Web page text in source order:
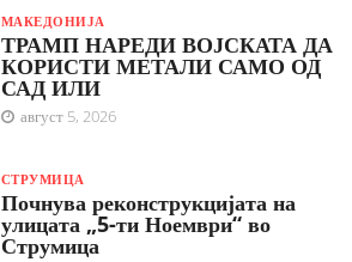
МАКЕДОНИЈА
ТРАМП НАРЕДИ ВОЈСКАТА ДА
КОРИСТИ МЕТАЛИ САМО ОД
САД ИЛИ
август 5, 2026
СТРУМИЦА
Почнува реконструкцијата на
улицата „5-ти Ноември“ во
Струмица